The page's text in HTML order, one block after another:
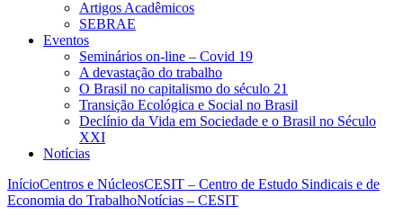
Artigos Acadêmicos
SEBRAE
Eventos
Seminários on-line – Covid 19
A devastação do trabalho
O Brasil no capitalismo do século 21
Transição Ecológica e Social no Brasil
Declínio da Vida em Sociedade e o Brasil no Século
XXI
Notícias
InícioCentros e NúcleosCESIT – Centro de Estudo Sindicais e de
Economia do TrabalhoNotícias – CESIT